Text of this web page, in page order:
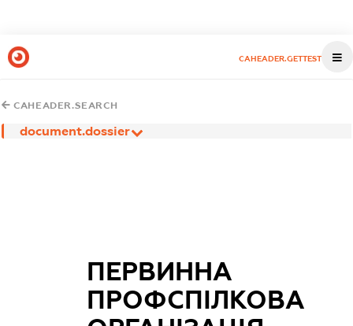
CAHEADER.GETTEST
CAHEADER.SEARCH
document.dossier
ПЕРВИННА
ПРОФСПІЛКОВА